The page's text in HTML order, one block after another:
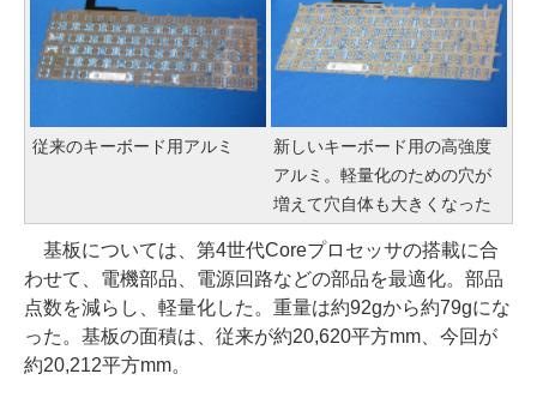
従来のキーボード用アルミ
新しいキーボード用の高強度
アルミ。軽量化のための穴が
増えて穴自体も大きくなった
基板については、第4世代Coreプロセッサの搭載に合
わせて、電機部品、電源回路などの部品を最適化。部品
点数を減らし、軽量化した。重量は約92gから約79gにな
った。基板の面積は、従来が約20,620平方mm、今回が
約20,212平方mm。